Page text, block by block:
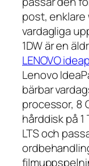
post, enklare
vardagliga
1DW är en
LENOVO
Lenovo
bärbar
processor, 8
hårddisk på
LTS och